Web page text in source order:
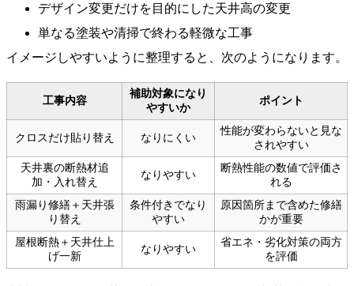
デザイン変更だけを目的にした天井高の変更
単なる塗装や清掃で終わる軽微な工事
イメージしやすいように整理すると、次のようになります。
工事内容
補助対象になり
やすいか
ポイント
クロスだけ貼り替え なりにくい
性能が変わらないと見な
されやすい
天井裏の断熱材追
加・入れ替え
なりやすい
断熱性能の数値で評価さ
れる
雨漏り修繕＋天井張
り替え
条件付きでなり
やすい
原因箇所まで含めた修繕
かが重要
屋根断熱＋天井仕上
げ一新
なりやすい
省エネ・劣化対策の両方
を評価